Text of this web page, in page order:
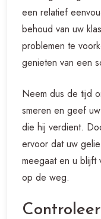
een relatief
behoud van uw
problemen te
genieten van een
Neem dus de tijd
smeren en geef
die hij verdient.
ervoor dat uw
meegaat en u blijft
op de weg.